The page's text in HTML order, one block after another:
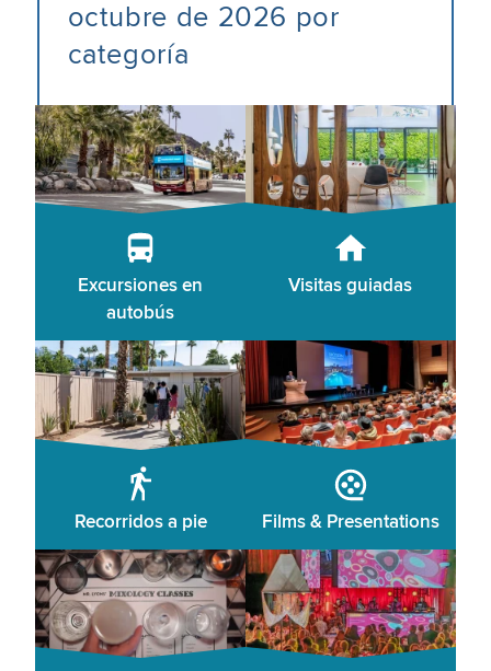
octubre de 2026 por
categoría
Excursiones en
autobús
Visitas guiadas
Recorridos a pie Films & Presentations